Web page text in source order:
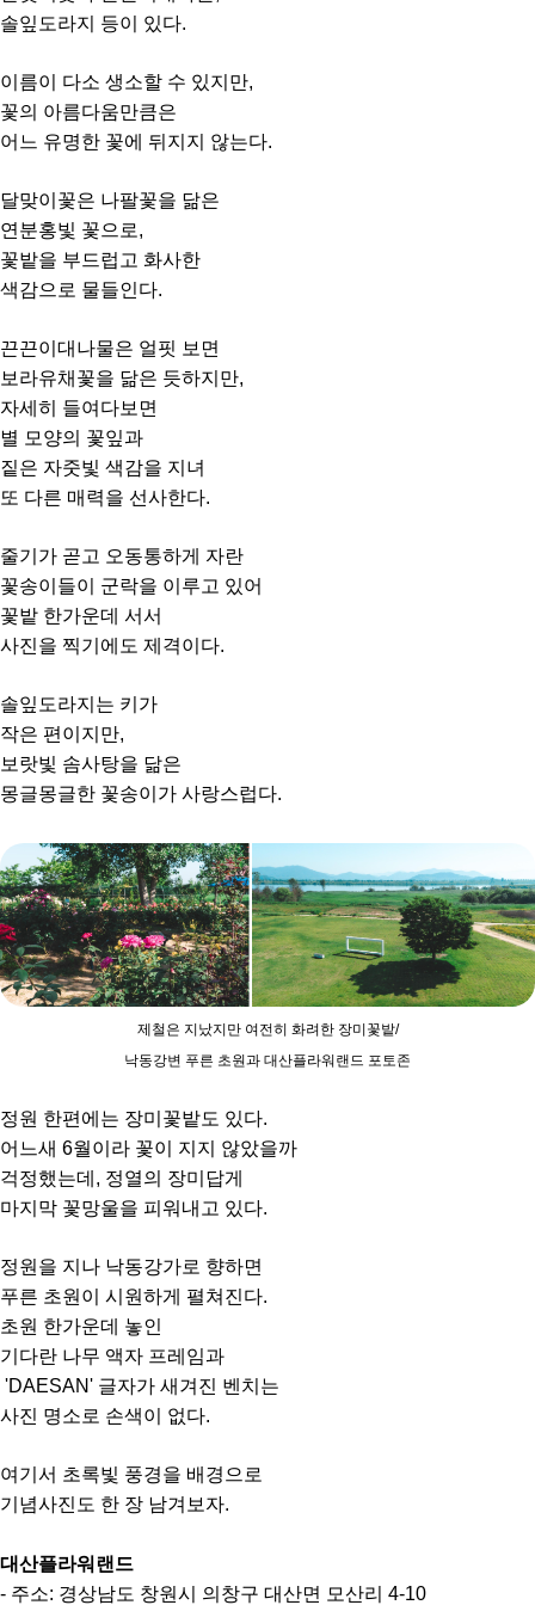
솔잎도라지 등이 있다.
이름이 다소 생소할 수 있지만,
꽃의 아름다움만큼은
어느 유명한 꽃에 뒤지지 않는다.
달맞이꽃은 나팔꽃을 닮은
연분홍빛 꽃으로,
꽃밭을 부드럽고 화사한
색감으로 물들인다.
끈끈이대나물은 얼핏 보면
보라유채꽃을 닮은 듯하지만,
자세히 들여다보면
별 모양의 꽃잎과
짙은 자줏빛 색감을 지녀
또 다른 매력을 선사한다.
줄기가 곧고 오동통하게 자란
꽃송이들이 군락을 이루고 있어
꽃밭 한가운데 서서
사진을 찍기에도 제격이다.
솔잎도라지는 키가
작은 편이지만,
보랏빛 솜사탕을 닮은
몽글몽글한 꽃송이가 사랑스럽다.
제철은 지났지만 여전히 화려한 장미꽃밭/
낙동강변 푸른 초원과 대산플라워랜드 포토존
정원 한편에는 장미꽃밭도 있다.
어느새 6월이라 꽃이 지지 않았을까
걱정했는데, 정열의 장미답게
마지막 꽃망울을 피워내고 있다.
정원을 지나 낙동강가로 향하면
푸른 초원이 시원하게 펼쳐진다.
초원 한가운데 놓인
기다란 나무 액자 프레임과
'DAESAN' 글자가 새겨진 벤치는
사진 명소로 손색이 없다.
여기서 초록빛 풍경을 배경으로
기념사진도 한 장 남겨보자.
대산플라워랜드
- 주소: 경상남도 창원시 의창구 대산면 모산리 4-10